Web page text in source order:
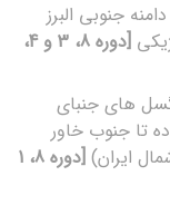
جنوبی البرز
[دوره 8، 3 و 4،
های جنبای
تا جنوب خاور
ایران)
[دوره 8، 1